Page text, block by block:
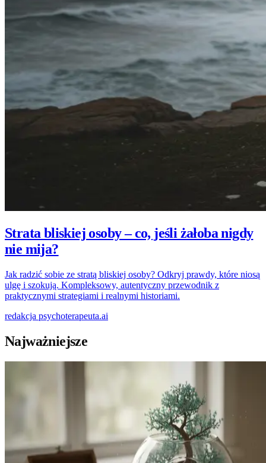
Strata bliskiej osoby – co, jeśli żałoba nigdy
nie mija?
Jak radzić sobie ze stratą bliskiej osoby? Odkryj prawdy, które niosą
ulgę i szokują. Kompleksowy, autentyczny przewodnik z
praktycznymi strategiami i realnymi historiami.
redakcja psychoterapeuta.ai
Najważniejsze